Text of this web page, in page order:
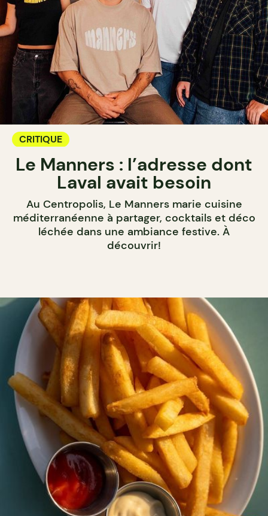
CRITIQUE
Le Manners : l’adresse dont
Laval avait besoin
Au Centropolis, Le Manners marie cuisine
méditerranéenne à partager, cocktails et déco
léchée dans une ambiance festive. À
découvrir!